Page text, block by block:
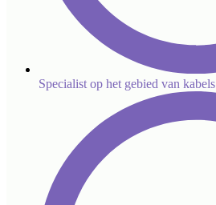
Specialist op het gebied van kabels